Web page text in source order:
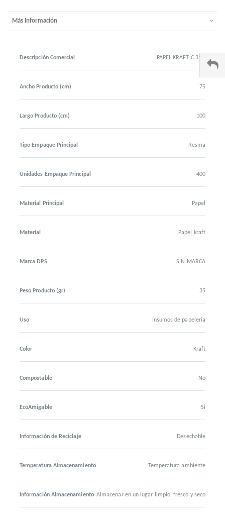
Más Información
Descripción Comercial PAPEL KRAFT C.35G
Ancho Producto (cm) 75
Largo Producto (cm) 100
Tipo Empaque Principal Resma
Unidades Empaque Principal 400
Material Principal Papel
Material Papel kraft
Marca DPS SIN MARCA
Peso Producto (gr) 35
Uso Insumos de papelería
Color Kraft
Compostable No
EcoAmigable Si
Información de Reciclaje Desechable
Temperatura Almacenamiento Temperatura ambiente
Información Almacenamiento Almacenar en un lugar limpio, fresco y seco